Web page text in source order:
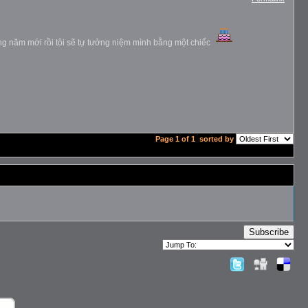
năm mới rồi tôi sẽ tự tưởng niệm mình bằng một chiếc
Page 1 of 1 sorted by
Subscribe